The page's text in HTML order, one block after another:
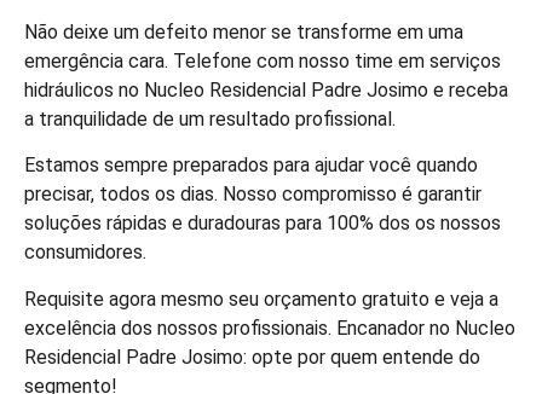
Não deixe um defeito menor se transforme em uma
emergência cara. Telefone com nosso time em serviços
hidráulicos no Nucleo Residencial Padre Josimo e receba
a tranquilidade de um resultado profissional.
Estamos sempre preparados para ajudar você quando
precisar, todos os dias. Nosso compromisso é garantir
soluções rápidas e duradouras para 100% dos os nossos
consumidores.
Requisite agora mesmo seu orçamento gratuito e veja a
excelência dos nossos profissionais. Encanador no Nucleo
Residencial Padre Josimo: opte por quem entende do
segmento!